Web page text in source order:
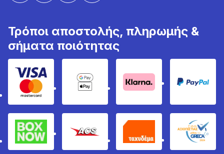
Τρόποι αποστολής, πληρωμής &
σήματα ποιότητας
Visa & MastercardGoogle Pay & Apple Pay
Klarna PayPal
Box Now ACS Ταχυδέμα